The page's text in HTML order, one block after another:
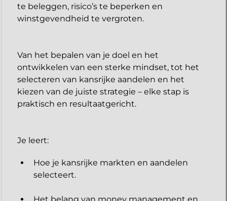
te beleggen, risico’s te beperken en
winstgevendheid te vergroten.
Van het bepalen van je doel en het
ontwikkelen van een sterke mindset, tot het
selecteren van kansrijke aandelen en het
kiezen van de juiste strategie – elke stap is
praktisch en resultaatgericht.
​Je leert:
Hoe je kansrijke markten en aandelen
selecteert.